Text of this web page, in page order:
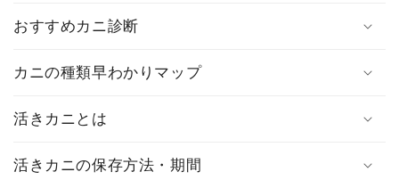
おすすめカニ診断
カニの種類早わかりマップ
活きカニとは
活きカニの保存方法・期間